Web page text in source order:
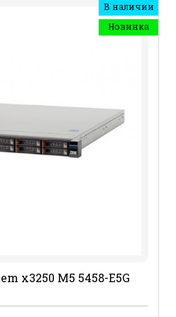
В наличии
Новинка
x3250 M5 5458-E5G